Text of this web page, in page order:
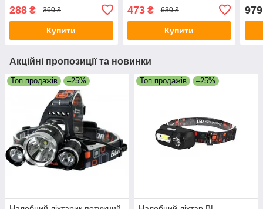
288 ₴ 360 ₴
Купити
473₴ 630 ₴
Купити
979
Акційні пропозиції та новинки
Топ продажів –25% Топ продажів –25%